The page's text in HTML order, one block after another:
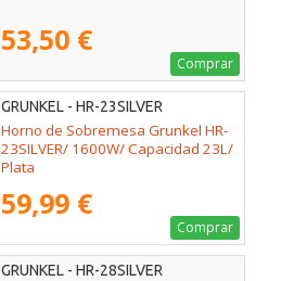
53,50 €
Comprar
GRUNKEL - HR-23SILVER
Horno de Sobremesa Grunkel HR-
23SILVER/ 1600W/ Capacidad 23L/
Plata
59,99 €
Comprar
GRUNKEL - HR-28SILVER